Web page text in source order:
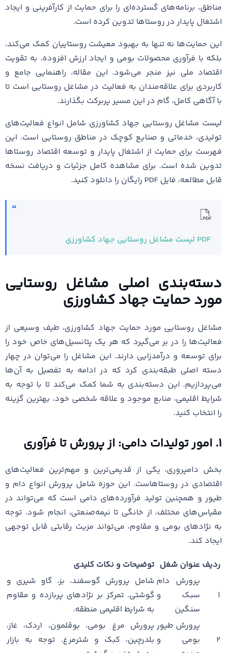
مناطق، برنامه‌های گسترده‌ای را برای حمایت از کارآفرینی و ایجاد
اشتغال پایدار در روستاها تدوین کرده است.
این حمایت‌ها نه تنها به بهبود معیشت روستاییان کمک می‌کند،
بلکه با فرآوری محصولات بومی و ایجاد ارزش افزوده، به تقویت
اقتصاد ملی نیز منجر می‌شود. این مقاله، راهنمایی جامع و
کاربردی برای علاقه‌مندان به فعالیت در مشاغل روستایی است تا
با آگاهی کامل، گام در این مسیر پربرکت بگذارند.
لیست مشاغل روستایی جهاد کشاورزی شامل انواع فعالیت‌های
تولیدی، خدماتی و صنایع کوچک در مناطق روستایی است. این
فهرست برای حمایت از اشتغال پایدار و توسعه اقتصاد روستاها
تدوین شده است. برای مشاهده کامل جزئیات و دریافت نسخه
قابل مطالعه، فایل PDF رایگان را دانلود کنید.
PDF لیست مشاغل روستایی جهاد کشاورزی
دسته‌بندی اصلی مشاغل روستایی
مورد حمایت جهاد کشاورزی
مشاغل روستایی مورد حمایت جهاد کشاورزی، طیف وسیعی از
فعالیت‌ها را در بر می‌گیرد که هر یک پتانسیل‌های خاص خود را
برای توسعه و درآمدزایی دارند. این مشاغل را می‌توان در چهار
دسته اصلی طبقه‌بندی کرد که در ادامه به تفصیل به آن‌ها
می‌پردازیم. این دسته‌بندی به شما کمک می‌کند تا با توجه به
شرایط اقلیمی، منابع موجود و علاقه شخصی خود، بهترین گزینه
را انتخاب کنید.
۱. امور تولیدات دامی: از پرورش تا فرآوری
بخش دامپروری، یکی از قدیمی‌ترین و مهم‌ترین فعالیت‌های
اقتصادی در روستاهاست. این حوزه شامل پرورش انواع دام و
طیور و همچنین تولید فرآورده‌های دامی است که می‌تواند در
مقیاس‌های مختلف، از خانگی تا نیمه‌صنعتی، انجام شود. توجه
به نژادهای بومی و مقاوم، می‌تواند مزیت رقابتی قابل توجهی
ایجاد کند.
ردیف عنوان شغل توضیحات و نکات کلیدی
۱
پرورش دام
سبک و
سنگین
شامل پرورش گوسفند، بز، گاو شیری و
گوشتی. تمرکز بر نژادهای پربازده و مقاوم
به شرایط اقلیمی منطقه.
۲
پرورش طیور
بومی و
پرورش مرغ بومی، بوقلمون، اردک، غاز،
بلدرچین، کبک و شترمرغ. توجه به بازار